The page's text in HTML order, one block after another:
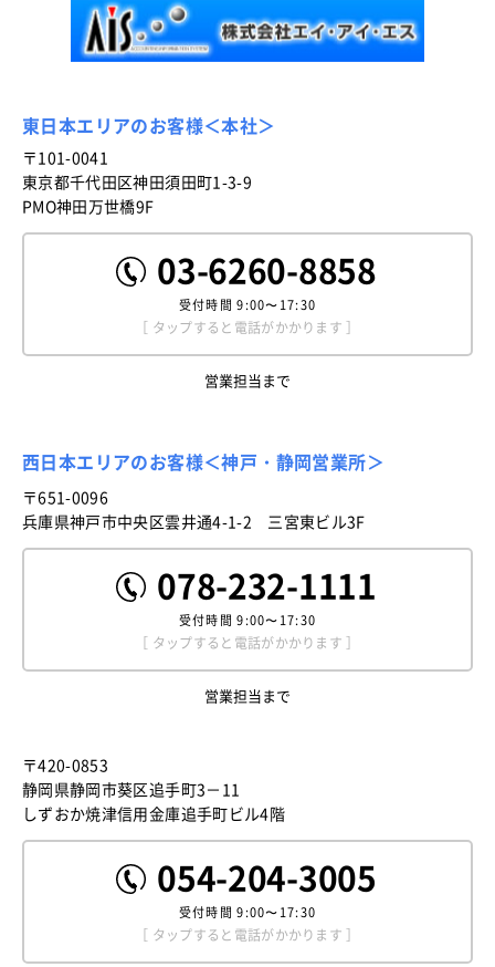
東日本エリアのお客様＜本社＞
〒101-0041
東京都千代田区神田須田町1-3-9
PMO神田万世橋9F
03-6260-8858
受付時間9:00〜17:30
［ タップすると電話がかかります ］
営業担当まで
西日本エリアのお客様＜神戸・静岡営業所＞
〒651-0096
兵庫県神戸市中央区雲井通4-1-2 三宮東ビル3F
078-232-1111
受付時間9:00〜17:30
［ タップすると電話がかかります ］
営業担当まで
〒420-0853
静岡県静岡市葵区追手町3－11
しずおか焼津信用金庫追手町ビル4階
054-204-3005
受付時間9:00〜17:30
［ タップすると電話がかかります ］